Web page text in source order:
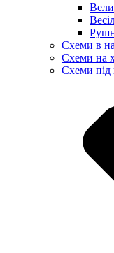
Схеми в
Схеми на
Схеми під